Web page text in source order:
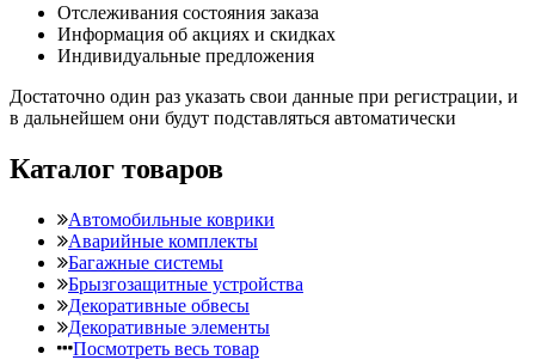
Отслеживания состояния заказа
Информация об акциях и скидках
Индивидуальные предложения
Достаточно один раз указать свои данные при регистрации, и
в дальнейшем они будут подставляться автоматически
Каталог товаров
Автомобильные коврики
Аварийные комплекты
Багажные системы
Брызгозащитные устройства
Декоративные обвесы
Декоративные элементы
Посмотреть весь товар